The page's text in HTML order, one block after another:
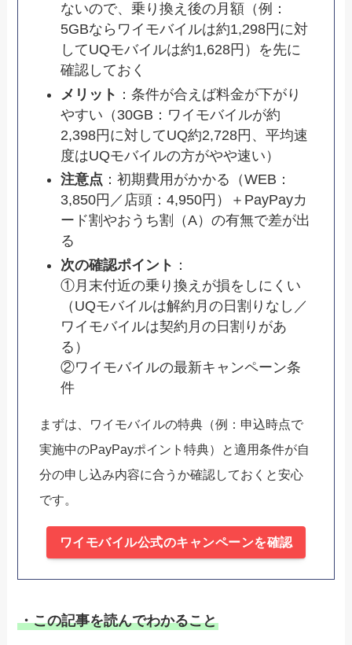
ないので、乗り換え後の月額（例：
5GBならワイモバイルは約1,298円に対
してUQモバイルは約1,628円）を先に
確認しておく
メリット ：条件が合えば料金が下がり
やすい（30GB：ワイモバイルが約
2,398円に対してUQ約2,728円、平均速
度はUQモバイルの方がやや速い）
注意点 ：初期費用がかかる（WEB：
3,850円／店頭：4,950円）＋PayPayカ
ード割やおうち割（A）の有無で差が出
る
次の確認ポイント ：
①月末付近の乗り換えが損をしにくい
（UQモバイルは解約月の日割りなし／
ワイモバイルは契約月の日割りがあ
る）
②ワイモバイルの最新キャンペーン条
件
まずは、ワイモバイルの特典（例：申込時点で
実施中のPayPayポイント特典）と適用条件が自
分の申し込み内容に合うか確認しておくと安心
です。
ワイモバイル公式のキャンペーンを確認
・この記事を読んでわかること